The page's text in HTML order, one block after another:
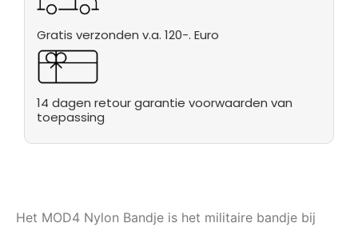
Gratis verzonden v.a. 120-. Euro
14 dagen retour garantie voorwaarden van
toepassing
Het MOD4 Nylon Bandje is het militaire bandje bij